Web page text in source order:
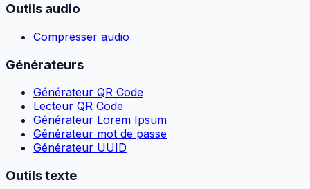
Outils audio
Compresser audio
Générateurs
Générateur QR Code
Lecteur QR Code
Générateur Lorem Ipsum
Générateur mot de passe
Générateur UUID
Outils texte